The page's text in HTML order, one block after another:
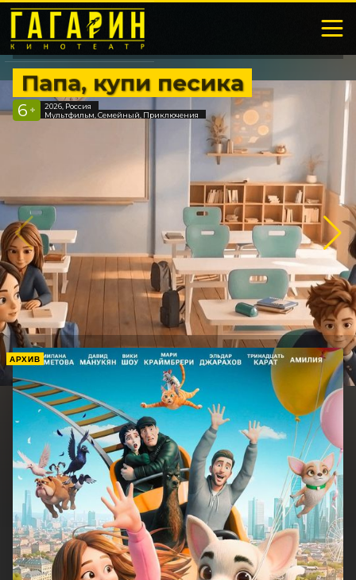
Папа, купи песика
6 +
2026, Россия
Мультфильм, Семейный, Приключения
АРХИВ